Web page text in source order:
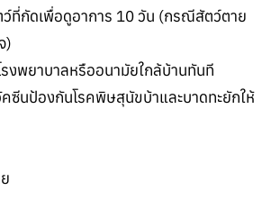
ที่กัดเพื่อดูอาการ 10 วัน (กรณีสัตว์ตาย
)
รงพยาบาลหรืออนามัยใกล้บ้านทันที
ซีนป้องกันโรคพิษสุนัขบ้าและบาดทะยักให้